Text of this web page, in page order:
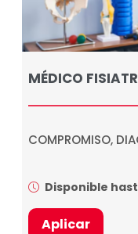
MÉDICO
COMPROMISO,
Disponible
Aplicar